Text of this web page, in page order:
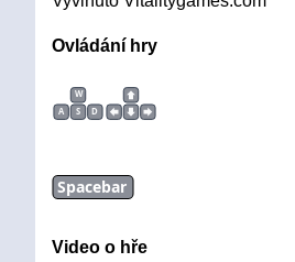
Ovládání hry
W
A
S D
Spacebar
Video o hře